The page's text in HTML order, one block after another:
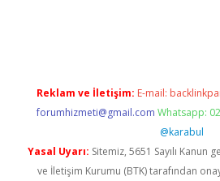
Reklam ve İletişim: E-mail:
forumhizmeti@gmail.com Whatsapp:
@karabul
Yasal Uyarı: Sitemiz, 5651 Sayılı Kanun
ve İletişim Kurumu (BTK) tarafından